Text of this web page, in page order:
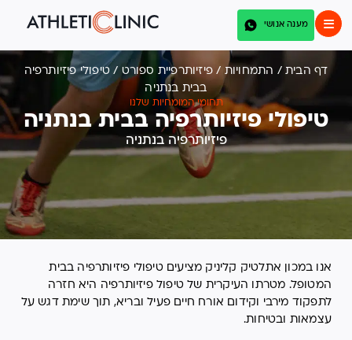
מענה אנושי
דף הבית / התמחויות / פיזיותרפיית ספורט / טיפולי פיזיותרפיה
בבית בנתניה
תחומי המומחיות שלנו
טיפולי פיזיותרפיה בבית בנתניה
פיזיותרפיה בנתניה
אנו במכון אתלטיק קליניק מציעים טיפולי פיזיותרפיה בבית
המטופל. מטרתו העיקרית של טיפול פיזיותרפיה היא חזרה
לתפקוד מירבי וקידום אורח חיים פעיל ובריא, תוך שימת דגש על
עצמאות ובטיחות.